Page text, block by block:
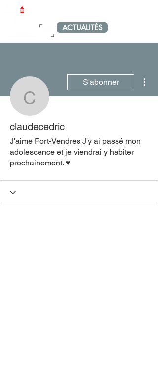
ACTUALITÉS
claudecedric
S'abonner
claudecedric
J'aime Port-Vendres J'y ai passé mon
adolescence et je viendrai y habiter
prochainement. ♥️